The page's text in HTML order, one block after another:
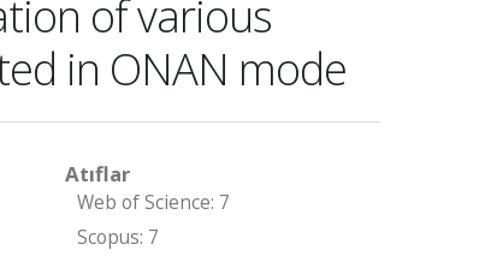
of various
in ONAN mode
Atıflar
Web of Science: 7
Scopus: 7